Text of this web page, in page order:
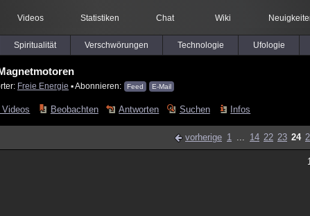
Videos Statistiken Chat Wiki
Spiritualität Verschwörungen Technologie Ufologie
Freie Energie ▪ Abonnieren: Feed E-Mail
Videos Beobachten Antworten Suchen Infos
vorherige 1 ... 14 22 23 24